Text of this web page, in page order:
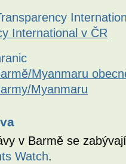
International v ČR
Myanmaru
Myanmaru
v Barmě se
Watch.